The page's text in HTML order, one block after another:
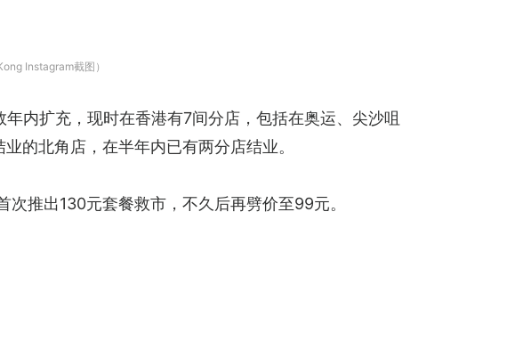
Instagram截图）
内扩充，现时在香港有7间分店，包括在奥运、尖沙咀
的北角店，在半年内已有两分店结业。
推出130元套餐救市，不久后再劈价至99元。